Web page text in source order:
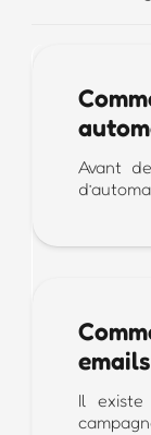
Avant
Il existe